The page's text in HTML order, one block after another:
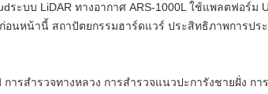
ะบบ LiDAR ทางอากาศ ARS-1000L ใช้แพลตฟอร์ม
นหน้านี้ สถาปัตยกรรมฮาร์ดแวร์ ประสิทธิภาพการปร
รสำรวจทางหลวง การสำรวจแนวปะการังชายฝั่ง การ